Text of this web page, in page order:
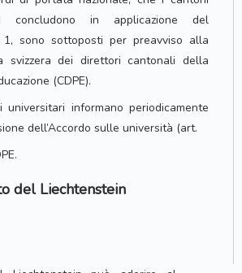
concludono in applicazione del
1, sono sottoposti per preavviso alla
svizzera dei direttori cantonali della
(CDPE).
universitari informano periodicamente
dell’Accordo sulle università (art.
del Liechtenstein